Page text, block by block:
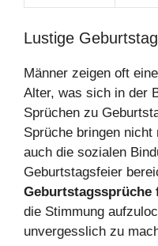
Lustige
Männer zeigen oft
Alter, was sich in der
Sprüchen zu
Sprüche bringen
auch die sozialen
Geburtstagsfeier
Geburtstagssprüche
die Stimmung
unvergesslich zu